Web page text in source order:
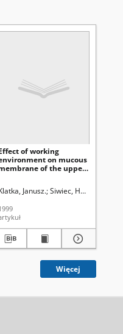
Horoch, Andrzej. Kupisz,
of working
on mucous
of the upper
of the Lublin
Janusz. Siwiec, Henryk.
Więcej